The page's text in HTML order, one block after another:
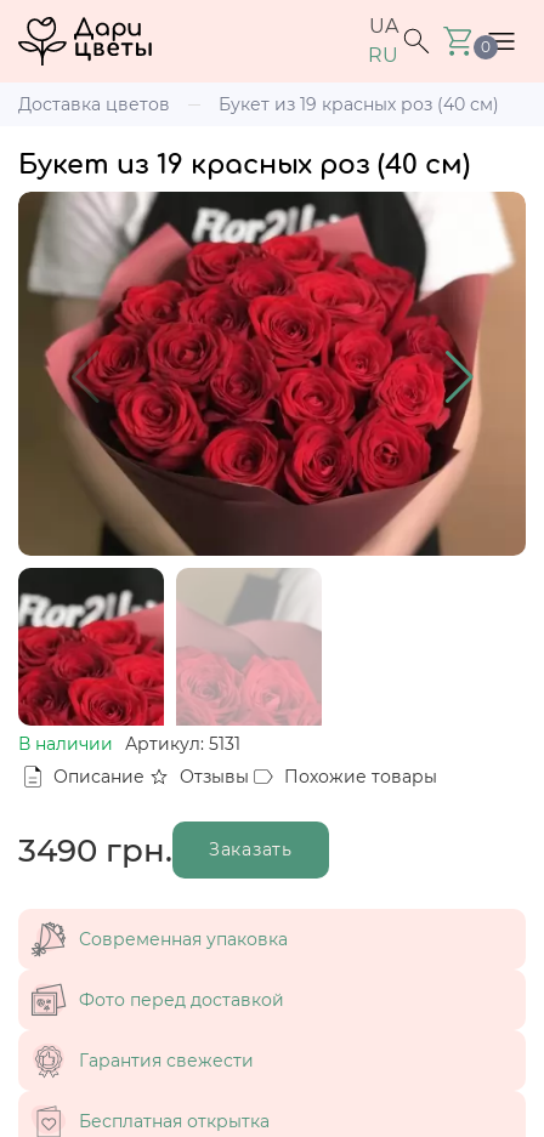
UA
RU
0
Доставка цветов Букет из 19 красных роз (40 см)
Букет из 19 красных роз (40 см)
В наличии
Артикул: 5131
Описание
Отзывы Похожие товары
3490 грн. Заказать
Современная упаковка
Фото перед доставкой
Гарантия свежести
Бесплатная открытка